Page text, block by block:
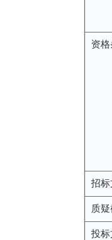
资
招标
质
投标